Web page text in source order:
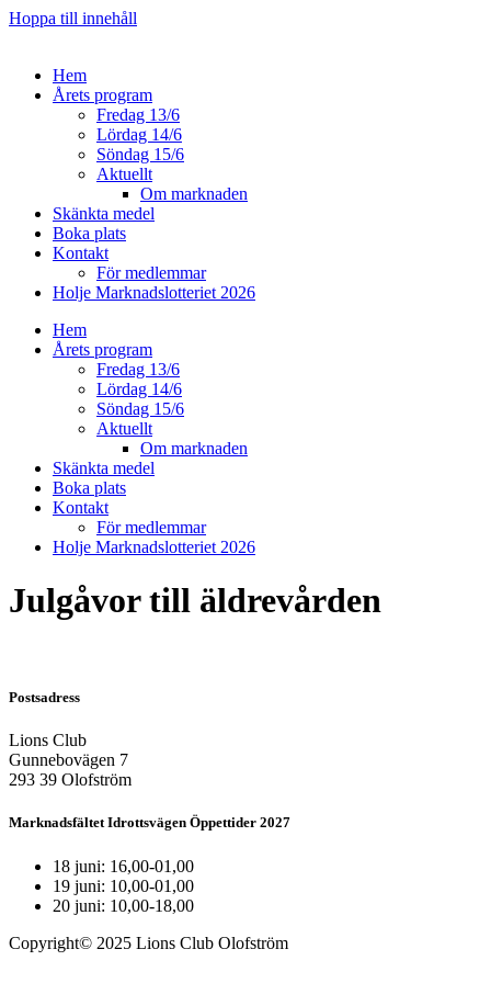
Hoppa till innehåll
Hem
Årets program
Fredag 13/6
Lördag 14/6
Söndag 15/6
Aktuellt
Om marknaden
Skänkta medel
Boka plats
Kontakt
För medlemmar
Holje Marknadslotteriet 2026
Hem
Årets program
Fredag 13/6
Lördag 14/6
Söndag 15/6
Aktuellt
Om marknaden
Skänkta medel
Boka plats
Kontakt
För medlemmar
Holje Marknadslotteriet 2026
Julgåvor till äldrevården
Postsadress
Lions Club
Gunnebovägen 7
293 39 Olofström
Marknadsfältet Idrottsvägen Öppettider 2027
18 juni: 16,00-01,00
19 juni: 10,00-01,00
20 juni: 10,00-18,00
Copyright© 2025 Lions Club Olofström